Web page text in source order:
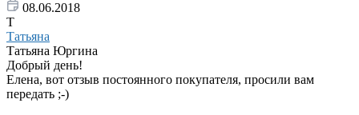
08.06.2018
Т
Татьяна
Татьяна Юргина
Добрый день!
Елена, вот отзыв постоянного покупателя, просили вам
передать ;-)